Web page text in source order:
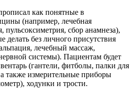
как понятные в
(например, лечебная
пульсоксиметрия, сбор анамнеза),
делать без личного присутствия
лечебный массаж,
системы). Пациентам будет
(гантели, фитболы, палки для
также измерительные приборы
ходунки и трости.